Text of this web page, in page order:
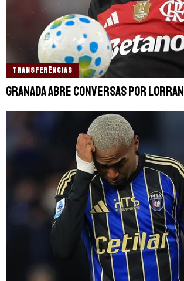
TRANSFERÊNCIAS
Granada abre conversas por Lorran